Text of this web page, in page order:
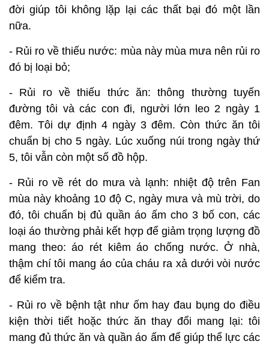
đời giúp tôi không lặp lại các thất bại đó một lần
nữa.
- Rủi ro về thiếu nước: mùa này mùa mưa nên rủi ro
đó bị loại bỏ;
- Rủi ro về thiếu thức ăn: thông thường tuyến
đường tôi và các con đi, người lớn leo 2 ngày 1
đêm. Tôi dự định 4 ngày 3 đêm. Còn thức ăn tôi
chuẩn bị cho 5 ngày. Lúc xuống núi trong ngày thứ
5, tôi vẫn còn một số đồ hộp.
- Rủi ro về rét do mưa và lạnh: nhiệt độ trên Fan
mùa này khoảng 10 độ C, ngày mưa và mù trời, do
đó, tôi chuẩn bị đủ quần áo ấm cho 3 bố con, các
loại áo thường phải kết hợp để giảm trọng lượng đồ
mang theo: áo rét kiêm áo chống nước. Ở nhà,
thậm chí tôi mang áo của cháu ra xả dưới vòi nước
để kiểm tra.
- Rủi ro về bệnh tật như ốm hay đau bụng do điều
kiện thời tiết hoặc thức ăn thay đổi mang lại: tôi
mang đủ thức ăn và quần áo ấm để giúp thể lực các